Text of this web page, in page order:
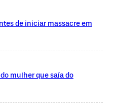
de iniciar massacre em
mulher que saía do